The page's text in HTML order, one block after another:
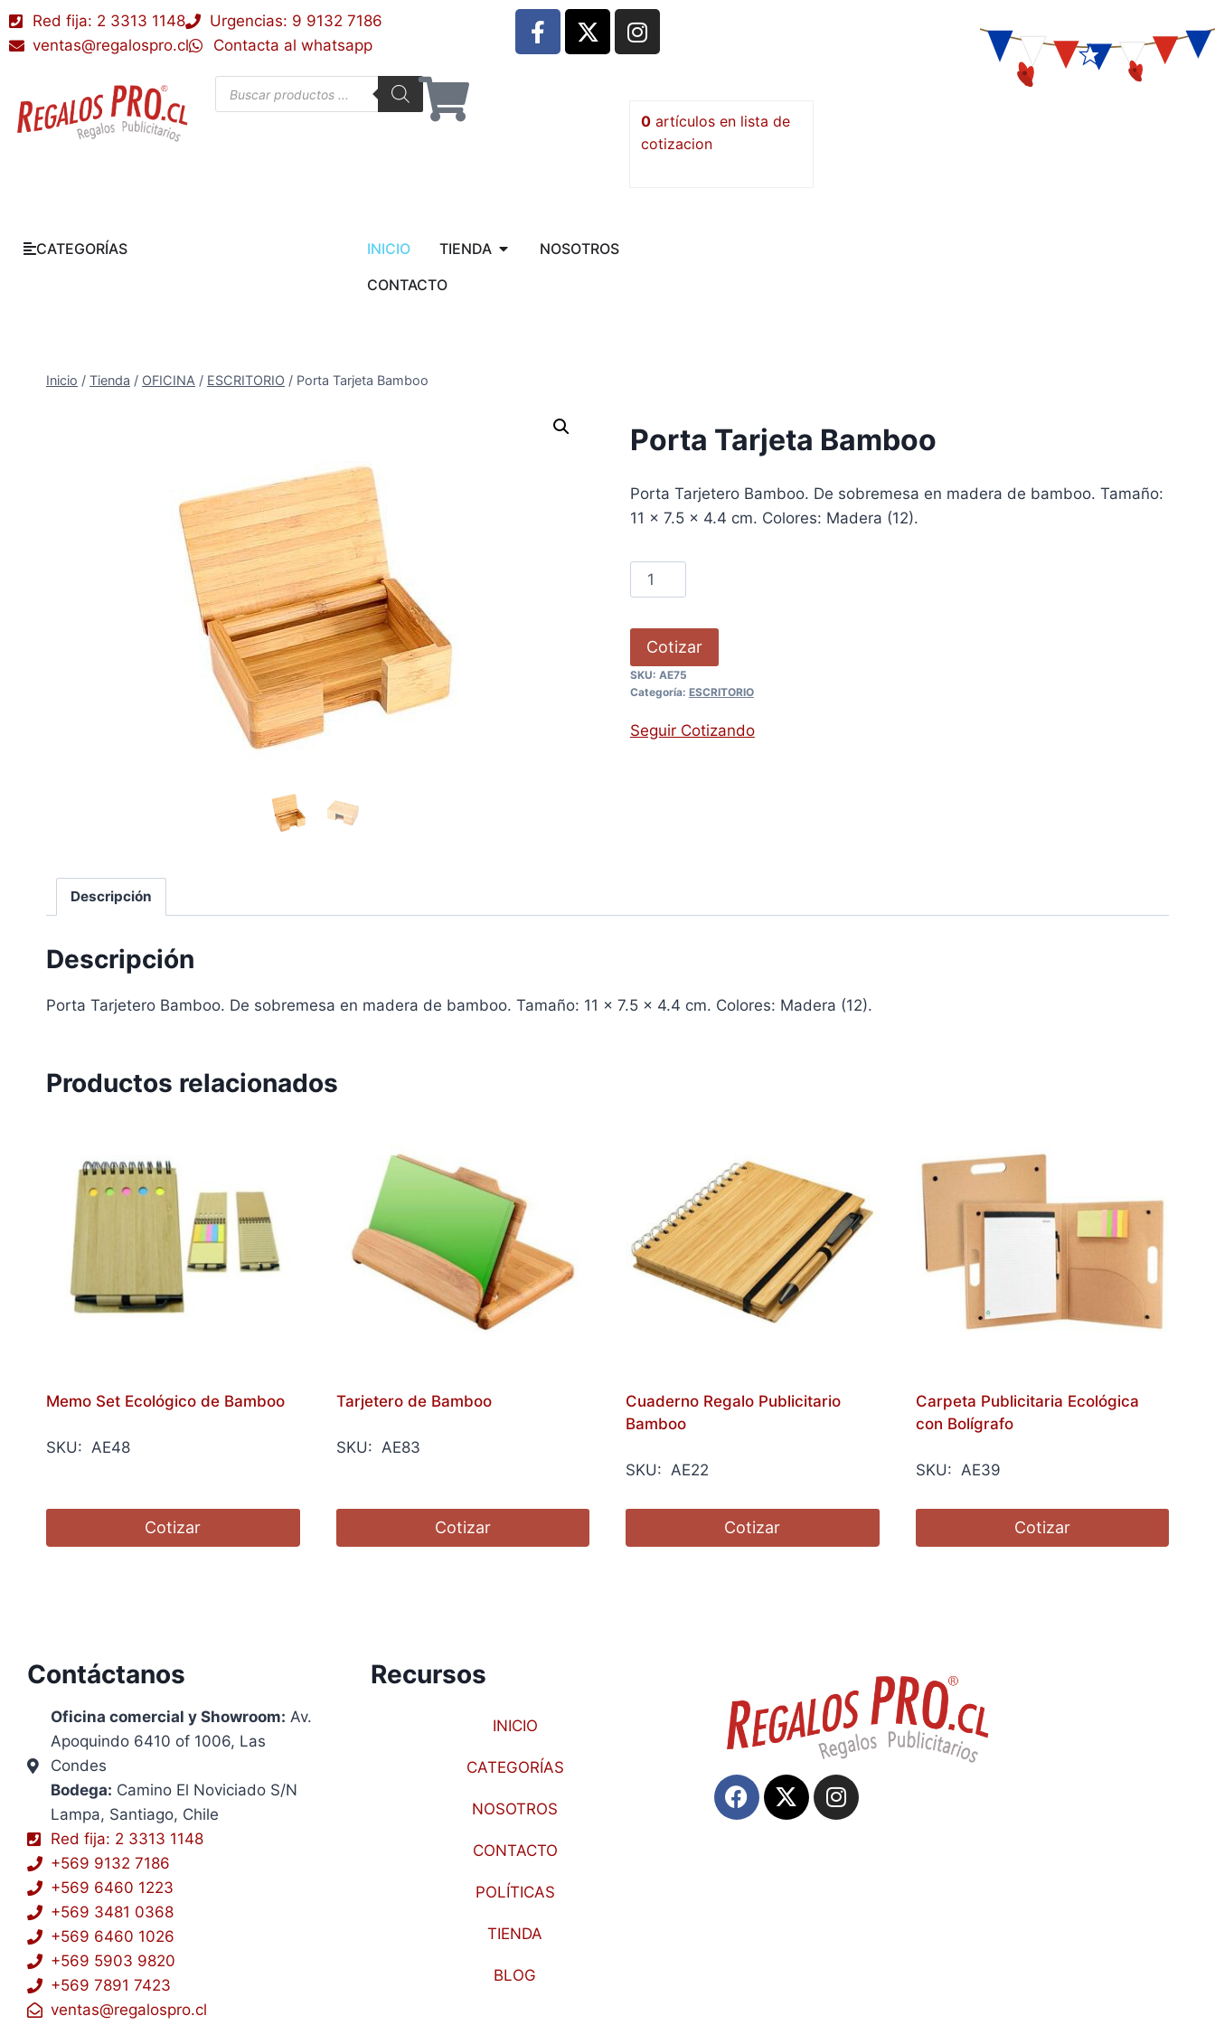
Red fija: 2 3313 1148
Urgencias: 9 9132 7186
ventas@regalospro.cl
Contacta al whatsapp
0 artículos
CATEGORÍAS INICIO TIENDA
NOSOTROS
CONTACTO
Inicio / Tienda / OFICINA / ESCRITORIO / Porta Tarjeta Bamboo
Porta Tarjeta Bamboo
Porta Tarjetero Bamboo. De sobremesa en madera de bamboo. Tamaño:
11 x 7.5 x 4.4 cm. Colores: Madera (12).
Cotizar
SKU: AE75
Categoría: ESCRITORIO
Seguir Cotizando
Descripción
Descripción
Porta Tarjetero Bamboo. De sobremesa en madera de bamboo. Tamaño: 11 x 7.5 x 4.4 cm. Colores: Madera (12).
Productos relacionados
Memo Set Ecológico de Bamboo
SKU: AE48
Cotizar
Tarjetero de Bamboo
SKU: AE83
Cotizar
Cuaderno Regalo Publicitario
Bamboo
SKU: AE22
Cotizar
Carpeta Publicitaria Ecológica
con Bolígrafo
SKU: AE39
Cotizar
Contáctanos
Oficina comercial y Showroom: Av.
Apoquindo 6410 of 1006, Las
Condes
Bodega: Camino El Noviciado S/N
Lampa, Santiago, Chile
Red fija: 2 3313 1148
+569 9132 7186
+569 6460 1223
+569 3481 0368
+569 6460 1026
+569 5903 9820
+569 7891 7423
ventas@regalospro.cl
Recursos
INICIO
CATEGORÍAS
NOSOTROS
CONTACTO
POLÍTICAS
TIENDA
BLOG